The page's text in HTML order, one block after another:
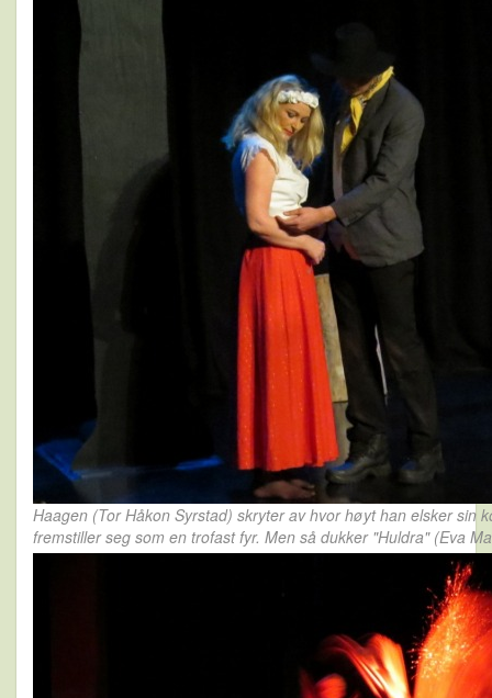
Haagen (Tor Håkon Syrstad) skryter av hvor høyt han elsker sin
fremstiller seg som en trofast fyr. Men så dukker "Huldra" (Eva